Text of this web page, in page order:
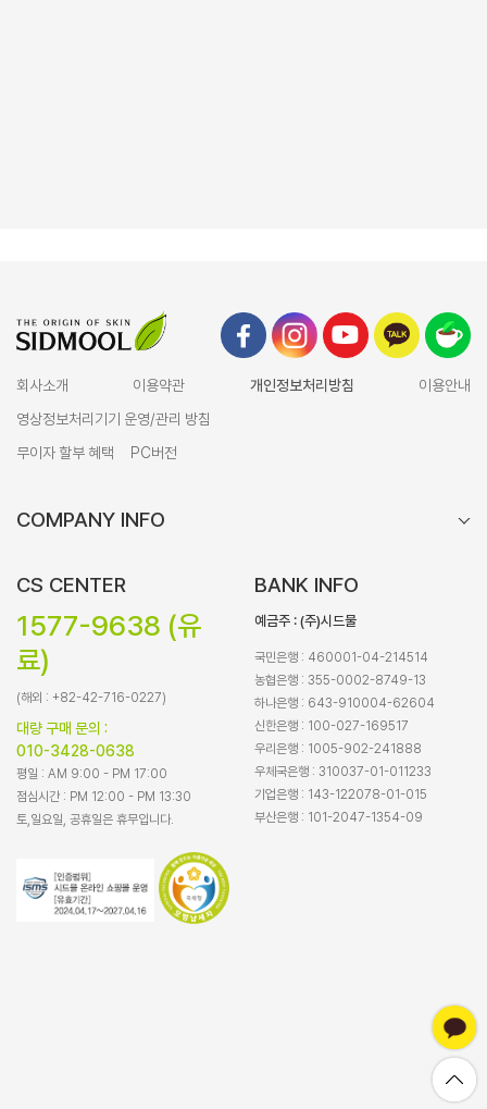
회사소개 이용약관 개인정보처리방침
이용안내
영상정보처리기기 운영/관리 방침
무이자 할부 혜택
PC버전
COMPANY INFO
CS CENTER
1577-9638 (유
료)
(해외 : +82-42-716-0227)
대량 구매 문의 :
010-3428-0638
평일 : AM 9:00 - PM 17:00
점심시간 : PM 12:00 - PM 13:30
토,일요일, 공휴일은 휴무입니다.
BANK INFO
예금주 : (주)시드물
국민은행 : 460001-04-214514
농협은행 : 355-0002-8749-13
하나은행 : 643-910004-62604
신한은행 : 100-027-169517
우리은행 : 1005-902-241888
우체국은행 : 310037-01-011233
기업은행 : 143-122078-01-015
부산은행 : 101-2047-1354-09